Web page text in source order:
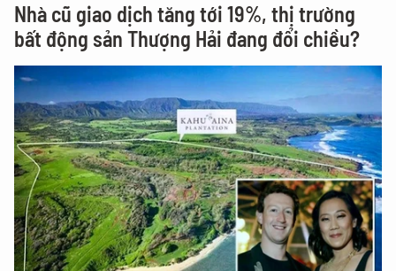
Nhà cũ giao dịch tăng tới 19%, thị trường
bất động sản Thượng Hải đang đổi chiều?